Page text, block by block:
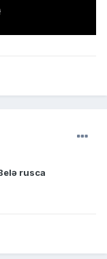
rusca